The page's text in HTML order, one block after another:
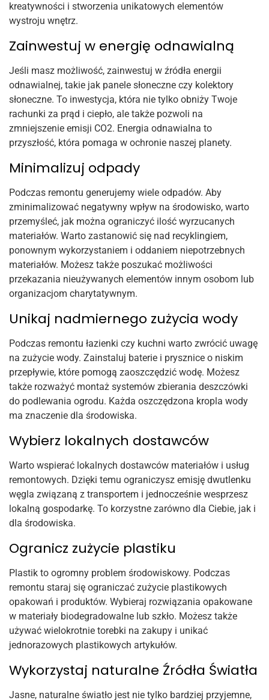
kreatywności i stworzenia unikatowych elementów
wystroju wnętrz.
Zainwestuj w energię odnawialną
Jeśli masz możliwość, zainwestuj w źródła energii
odnawialnej, takie jak panele słoneczne czy kolektory
słoneczne. To inwestycja, która nie tylko obniży Twoje
rachunki za prąd i ciepło, ale także pozwoli na
zmniejszenie emisji CO2. Energia odnawialna to
przyszłość, która pomaga w ochronie naszej planety.
Minimalizuj odpady
Podczas remontu generujemy wiele odpadów. Aby
zminimalizować negatywny wpływ na środowisko, warto
przemyśleć, jak można ograniczyć ilość wyrzucanych
materiałów. Warto zastanowić się nad recyklingiem,
ponownym wykorzystaniem i oddaniem niepotrzebnych
materiałów. Możesz także poszukać możliwości
przekazania nieużywanych elementów innym osobom lub
organizacjom charytatywnym.
Unikaj nadmiernego zużycia wody
Podczas remontu łazienki czy kuchni warto zwrócić uwagę
na zużycie wody. Zainstaluj baterie i prysznice o niskim
przepływie, które pomogą zaoszczędzić wodę. Możesz
także rozważyć montaż systemów zbierania deszczówki
do podlewania ogrodu. Każda oszczędzona kropla wody
ma znaczenie dla środowiska.
Wybierz lokalnych dostawców
Warto wspierać lokalnych dostawców materiałów i usług
remontowych. Dzięki temu ograniczysz emisję dwutlenku
węgla związaną z transportem i jednocześnie wesprzesz
lokalną gospodarkę. To korzystne zarówno dla Ciebie, jak i
dla środowiska.
Ogranicz zużycie plastiku
Plastik to ogromny problem środowiskowy. Podczas
remontu staraj się ograniczać zużycie plastikowych
opakowań i produktów. Wybieraj rozwiązania opakowane
w materiały biodegradowalne lub szkło. Możesz także
używać wielokrotnie torebki na zakupy i unikać
jednorazowych plastikowych artykułów.
Wykorzystaj naturalne Źródła Światła
Jasne, naturalne światło jest nie tylko bardziej przyjemne,